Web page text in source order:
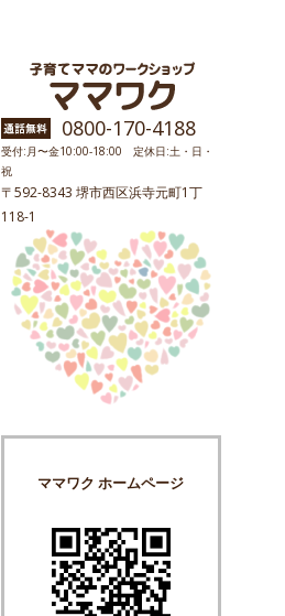
0800-170-4188
受付:月〜金10:00-18:00 定休日:土・日・
祝
〒592-8343 堺市西区浜寺元町1丁
118-1
ママワク ホームページ